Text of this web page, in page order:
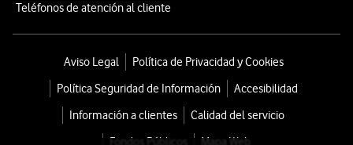
Teléfonos de atención al cliente
Aviso Legal
Política de Privacidad y Cookies
Política Seguridad de Información
Accesibilidad
Información a clientes
Calidad del servicio
Fondos Públicos
Mapa Web